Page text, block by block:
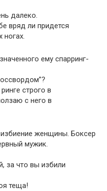
далеко.
вряд ли придется
ногах.
ему спарринг-
строго в
с него в
женщины. Боксер
мужик.
за что вы избили
теща!